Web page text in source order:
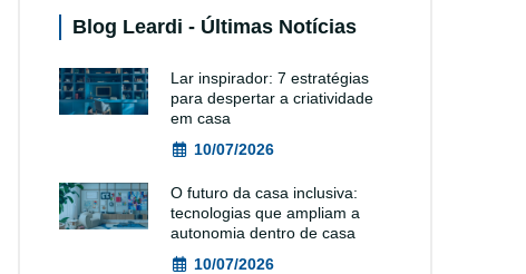
Blog Leardi - Últimas Notícias
Lar inspirador: 7 estratégias
para despertar a criatividade
em casa
10/07/2026
O futuro da casa inclusiva:
tecnologias que ampliam a
autonomia dentro de casa
10/07/2026